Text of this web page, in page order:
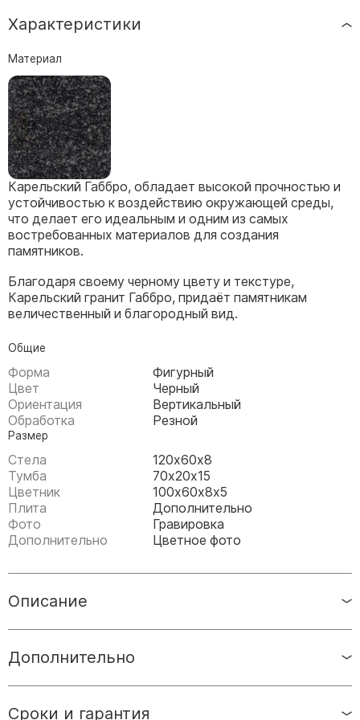
Памятники с фотокерамикой
Памятники женщине
Памятники маме
Памятники жене
Памятники дочери
Памятники мужчине
Памятники мужу
Памятники отцу
Памятники парню
Памятники вертикальные
Памятники врачу
Памятники горизонтальные
Памятники индивидуальные
Памятники классические
Характеристики
Материал
Карельский Габбро, обладает высокой прочностью и
устойчивостью к воздействию окружающей среды,
что делает его идеальным и одним из самых
востребованных материалов для создания
памятников.
Благодаря своему черному цвету и текстуре,
Карельский гранит Габбро, придаёт памятникам
величественный и благородный вид.
Общие
Форма
Фигурный
Цвет
Черный
Ориентация
Вертикальный
Обработка
Резной
Размер
Стела
120х60х8
Тумба
70х20х15
Цветник
100х60х8х5
Плита
Дополнительно
Фото
Гравировка
Дополнительно
Цветное фото
Описание
Дополнительно
Сроки и гарантия